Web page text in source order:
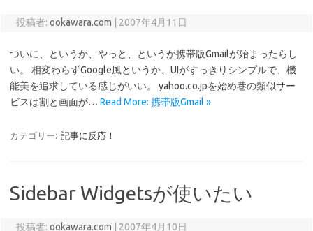
投稿者: ookawara.com 2007年4月11日
ついに、というか、やっと、というか携帯版Gmailが始まったらし
い。 相変わらずGoogle風というか、UIがすっきりシンプルで、機
能美を追求している感じがいい。 yahoo.co.jpを始め巷の類似サー
ビスは割と画面が… Read More: 携帯版Gmail »
カテゴリー: 記事に反応！
Sidebar Widgetsが使いたい
投稿者: ookawara.com 2007年4月10日